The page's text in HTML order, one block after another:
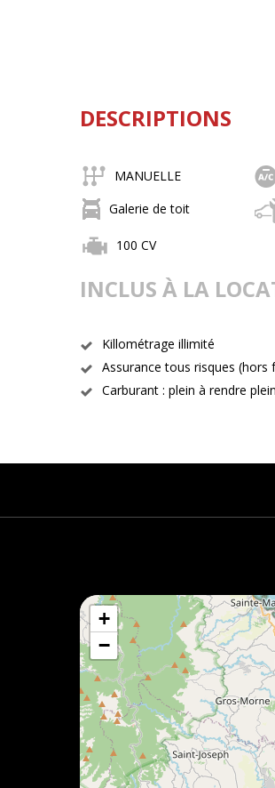
DESCRIPTIONS
MANUELLE
Galerie de toit
100 CV
INCLUS À LA
Killométrage illimité
Assurance tous risques (hors
Carburant : plein à rendre plein
+
−